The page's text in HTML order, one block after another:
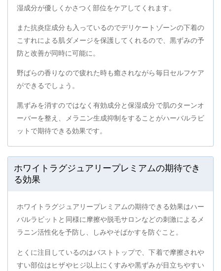
湿成分が優しくかさつく部位をケアしてくれます。
また抗炎症成分も入っているのでデリケートゾーンの下着の
こすれによる肌ダメージを保護してくれるので、黒ずみの予
防と改善が同時に可能に。
野ばらの香りなので疲れた時も癒されながら毎日セルフケア
ができるでしょう。
黒ずみを消すのではなく有効成分と保湿成分で肌のターンオ
ーバーを整え、メラニン生成抑制をすることがハーバルラビ
ットで期待できる効果です。
ホワイトラグジュアリープレミアムの期待でき
る効果
ホワイトラグジュアリープレミアムの期待できる効果はハー
バルラビットと同様に摩擦や脱毛サロンなどの刺激によるメ
ラニン活性化を予防し、しみやそばかすを防ぐこと。
とくに注目しているのはバストトップで、下着で摩擦されや
すい部位はヒザやヒジ以上にくすみや黒ずみが目立ちやすい